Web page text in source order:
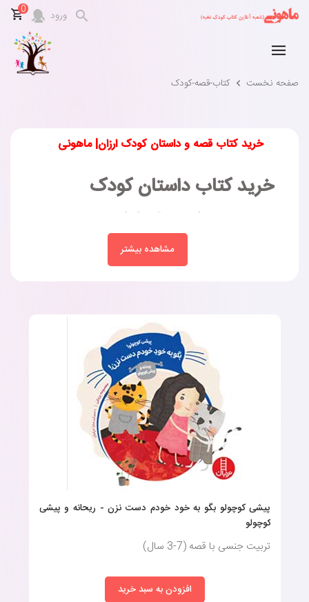
ورود 0
صفحه نخست کتاب-قصه-کودک
خرید کتاب قصه و داستان کودک ارزان| ماهونی
خرید کتاب داستان کودک
در میان صفحاتکتاب‌های قصه کودکان
دل‌نشین، تصاویر رنگارنگ و درس‌های ارزشمند زندگی وجود دارد که
آن‌ها را به جنبه‌ای ضروری برای سال‌های رشد کودک تبدیل کرده‌است؛
ازهمین‌رو، انتخاب و خرید کتاب داستان کودکان می‌تواند کمی دشوار
درحقیقت، هزاران کتاب برای کودکان در بازار وجود دارند که همه آن‌ها
یکسان خلق نشده‌اند. برای ارائه مطالب خواندنی باکیفیت به فرزندتان
و کمک به او در بهبود مهارت‌های خواندن، مهم است که بدانید به‌دنبال
در ادامه، ویژگی‌ها و نکات مهم خرید کتاب داستان برای کودکان و
خردسالان را بیان می‌کنیم؛ ازطرفی، در همین صفحه از سایت ماهونی
می‌توانید جدیدترین کتاب‌های قصه کودک را مشاهده کرده و سفارش
خرید کتاب قصه
مشاهده بیشتر
پیشی کوچولو بگو به خود خودم دست نزن - ریحانه و پیشی
کوچولو
تربیت جنسی با قصه (7-3 سال)
افزودن به سبد خرید